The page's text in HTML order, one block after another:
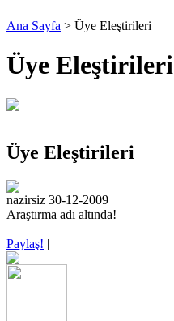
Ana Sayfa > Üye Eleştirileri
Üye Eleştirileri
Üye Eleştirileri
nazirsiz 30-12-2009
Araştırma adı altında!
Paylaş! |